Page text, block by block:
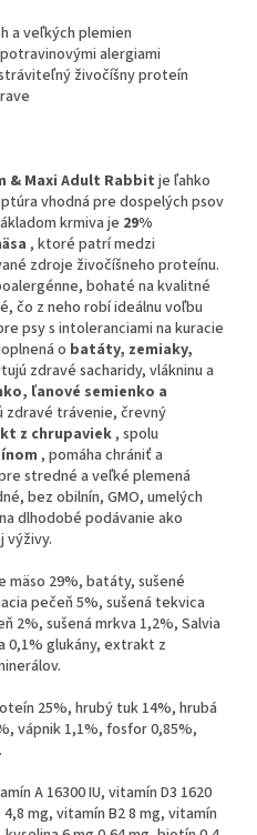
a veľkých plemien
alergiami
živočíšny proteín
& Maxi Adult Rabbit je ľahko
vhodná pre dospelých psov
krmiva je 29%
, ktoré patrí medzi
zdroje živočíšneho proteínu.
bohaté na kvalitné
čo z neho robí ideálnu voľbu
psy s intoleranciami na kuracie
o batáty, zemiaky,
zdravé sacharidy, vlákninu a
ľanové semienko a
zdravé trávenie, črevný
z chrupaviek, spolu
, pomáha chrániť a
stredné a veľké plemená
bez obilnín, GMO, umelých
dlhodobé podávanie ako
výživy.
mäso 29%, batáty, sušené
pečeň 5%, sušená tekvica
2%, sušená mrkva 1,2%, Salvia
0,1% glukány, extrakt z
25%, hrubý tuk 14%, hrubá
vápnik 1,1%, fosfor 0,85%,
A 16300 IU, vitamín D3 1620
mg, vitamín B2 8 mg, vitamín